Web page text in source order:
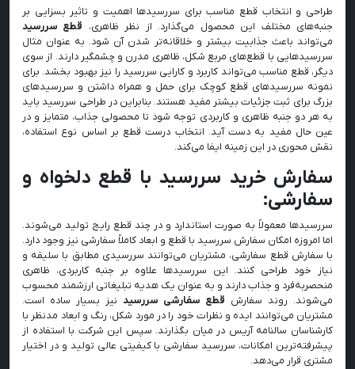
طراحی و انتخاب قطع مناسب برای سررسیدها اهمیت و تاثیر بسزایی بر
جنبه‌های مختلف این محصول می‌گذارد. از نظر ظاهری، قطع سررسید
می‌تواند باعث جذابیت بیشتر و خلاقانه‌تر شدن آن شود. به عنوان مثال
سررسیدهایی با قطع‌های مربع شکل، ظاهری مدرن و چشمگیر دارند. از سوی
دیگر، قطع مناسب می‌تواند کاربرد و کارایی سررسید را نیز بهبود بخشد. برای
نمونه سررسیدهای قطع کوچک برای حمل و همراه داشتن و سررسیدهای
بزرگ برای ثبت جزئیات بیشتر مفید هستند. بنابراین در طراحی سررسید باید
به هر دو جنبه ظاهری و کاربردی توجه شود تا محصولی جذاب، متمایز و در
عین حال مفید به دست آید. انتخاب درست قطع بر اساس نوع استفاده،
نقش محوری در این زمینه ایفا می‌کند.
سفارش خرید سررسید با قطع دلخواه و
سفارشی:
سررسیدها معمولاً به صورت استاندارد و در چند قطع رایج تولید می‌شوند.
اما امروزه امکان سفارش سررسید با قطع و ابعاد کاملاً سفارشی نیز وجود دارد.
با سفارش قطع سفارشی، مشتریان می‌توانند سررسیدی مطابق با سلیقه و
نیاز خود طراحی کنند. این سررسیدها علاوه بر جنبه کاربردی، ظاهری
منحصر‌به‌فرد و جذاب دارند و به عنوان یک هدیه تبلیغاتی ارزشمند محسوب
می‌شوند. روند سفارش قطع سفارشی سررسید نیز بسیار ساده است.
مشتریان می‌توانند ایده و نظرات خود را در مورد شکل، رنگ و ابعاد مدنظر با
کارشناسان سالنامه آریس در میان بگذارند. سپس این شرکت با استفاده از
پیشرفته‌‌ترین امکانات، سررسید سفارشی با کیفیتی عالی تولید و در اختیار
مشتری قرار می‌دهد.